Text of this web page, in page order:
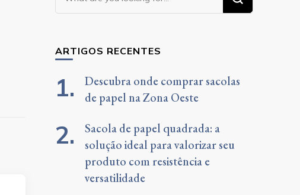
for
ARTIGOS RECENTES
Descubra onde comprar sacolas
de papel na Zona Oeste
Sacola de papel quadrada: a
solução ideal para valorizar seu
produto com resistência e
versatilidade